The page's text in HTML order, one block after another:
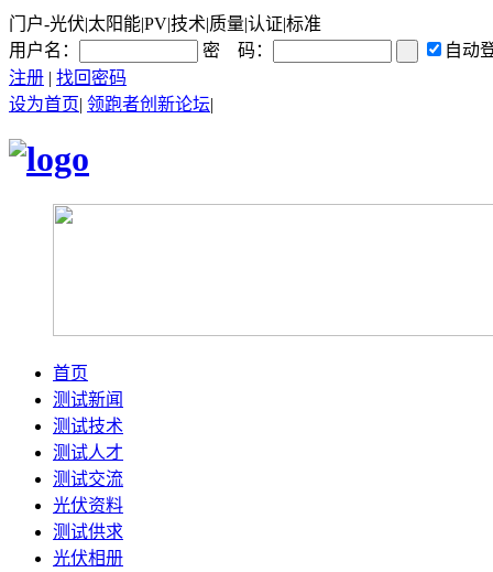
门户-光伏|太阳能|PV|技术|质量|认证|标准
用户名：
密 码：
自动
注册 | 找回密码
设为首页| 领跑者创新论坛|
首页
测试新闻
测试技术
测试人才
测试交流
光伏资料
测试供求
光伏相册